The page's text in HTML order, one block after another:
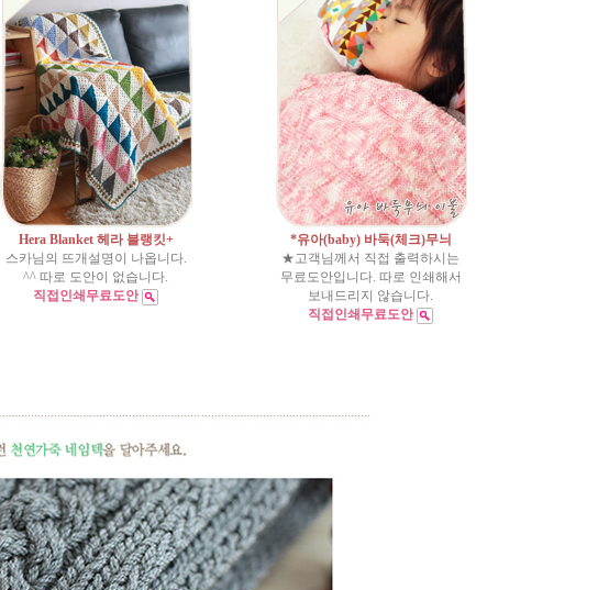
Hera Blanket 헤라 블랭킷+
스카님의 뜨개설명이 나옵니다.
^^ 따로 도안이 없습니다.
직접인쇄무료도안
*유아(baby) 바둑(체크)무늬
★고객님께서 직접 출력하시는
무료도안입니다. 따로 인쇄해서
보내드리지 않습니다.
직접인쇄무료도안